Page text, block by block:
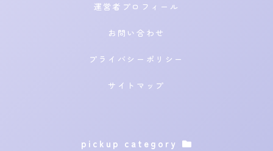
運営者プロフィール
お問い合わせ
プライバシーポリシー
サイトマップ
pickup category